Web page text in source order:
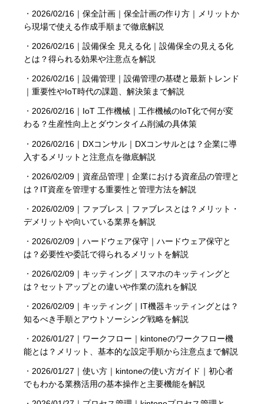
・ 2026/02/16｜保全計画｜保全計画の作り方｜メリットか
ら現場で使える作成手順まで徹底解説
・ 2026/02/16｜設備保全 見える化｜設備保全の見える化
とは？得られる効果や注意点を解説
・ 2026/02/16｜設備管理｜設備管理の基礎と最新トレンド
｜重要性やIoT時代の課題、解決策まで解説
・ 2026/02/16｜IoT 工作機械｜工作機械のIoT化で何が変
わる？生産性向上とダウンタイム削減の具体策
・ 2026/02/16｜DXコンサル｜DXコンサルとは？企業に導
入するメリットと注意点を徹底解説
・ 2026/02/09｜資産品管理｜企業における資産品の管理と
は？IT資産を管理する重要性と管理方法を解説
・ 2026/02/09｜ファブレス｜ファブレスとは？メリット・
デメリットや向いている業界を解説
・ 2026/02/09｜ハードウェア保守｜ハードウェア保守と
は？必要性や委託で得られるメリットを解説
・ 2026/02/09｜キッティング｜スマホのキッティングと
は？セットアップとの違いや作業の流れを解説
・ 2026/02/09｜キッティング｜IT機器キッティングとは？
知るべき手順とアウトソーシング戦略を解説
・ 2026/01/27｜ワークフロー｜kintoneのワークフロー機
能とは？メリット、基本的な設定手順から注意点まで解説
・ 2026/01/27｜使い方｜kintoneの使い方ガイド｜初心者
でもわかる業務活用の基本操作と主要機能を解説